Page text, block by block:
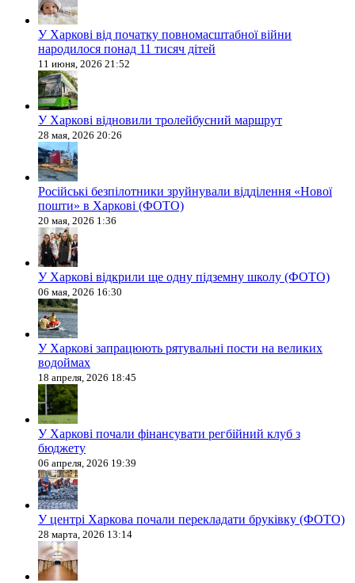
У Харкові від початку повномасштабної війни
народилося понад 11 тисяч дітей
11 июня, 2026 21:52
У Харкові відновили тролейбусний маршрут
28 мая, 2026 20:26
Російські безпілотники зруйнували відділення «Нової
пошти» в Харкові (ФОТО)
20 мая, 2026 1:36
У Харкові відкрили ще одну підземну школу (ФОТО)
06 мая, 2026 16:30
У Харкові запрацюють рятувальні пости на великих
водоймах
18 апреля, 2026 18:45
У Харкові почали фінансувати регбійний клуб з
бюджету
06 апреля, 2026 19:39
У центрі Харкова почали перекладати бруківку (ФОТО)
28 марта, 2026 13:14